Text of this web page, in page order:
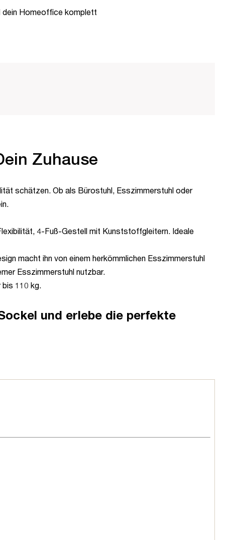
dein Homeoffice komplett
Zuhause
schätzen. Ob als Bürostuhl, Esszimmerstuhl oder
4-Fuß-Gestell mit Kunststoffgleitern. Ideale
macht ihn von einem herkömmlichen Esszimmerstuhl
Esszimmerstuhl nutzbar.
110 kg.
und erlebe die perfekte